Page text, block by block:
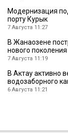
Модернизация
порту Курык
7 Августа 11:27
В Жанаозене
нового поколения
7 Августа 11:19
В Актау активно
водозаборного
6 Августа 11:21